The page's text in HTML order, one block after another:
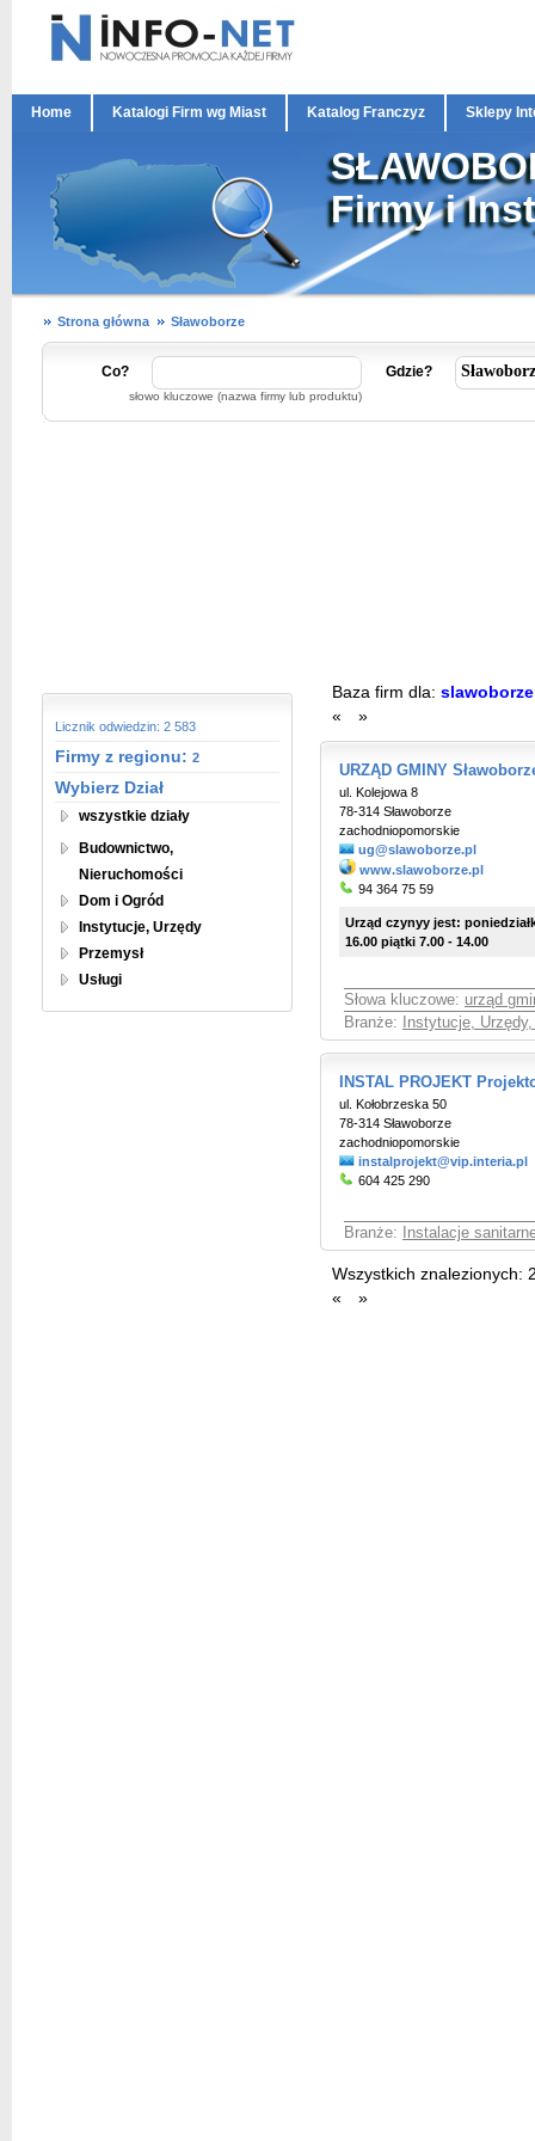
Home Katalogi Firm wg Miast Katalog Franczyz Sklepy
Firmy i
Strona główna Sławoborze
Co?
słowo kluczowe (nazwa firmy lub produktu)
Gdzie?
Licznik odwiedzin: 2 583
Firmy z regionu: 2
Wybierz Dział
wszystkie działy
Budownictwo,
Nieruchomości
Dom i Ogród
Instytucje, Urzędy
Przemysł
Usługi
Baza firm dla:
«
»
URZĄD GMINY
ul. Kolejowa 8
78-314 Sławoborze
zachodniopomorskie
ug@slawoborze.pl
www.slawoborze.pl
94 364 75 59
Urząd czynyy jest:
16.00 piątki 7.00 - 14.00
Słowa kluczowe: urząd
Branże:
Instytucje,
INSTAL PROJEKT
ul. Kołobrzeska 50
78-314 Sławoborze
zachodniopomorskie
instalprojekt@vip.interia.pl
604 425 290
Branże: Instalacje
Wszystkich znalezionych:
«
»